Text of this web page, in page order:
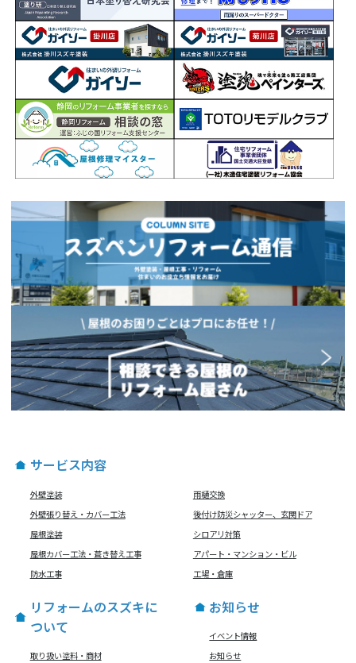
サービス内容
外壁塗装
外壁張り替え・カバー工法
屋根塗装
屋根カバー工法・葺き替え工事
防水工事
雨樋交換
後付け防災シャッター、玄関ドア
シロアリ対策
アパート・マンション・ビル
工場・倉庫
リフォームのスズキに
ついて
取り扱い塗料・商材
お知らせ
イベント情報
お知らせ